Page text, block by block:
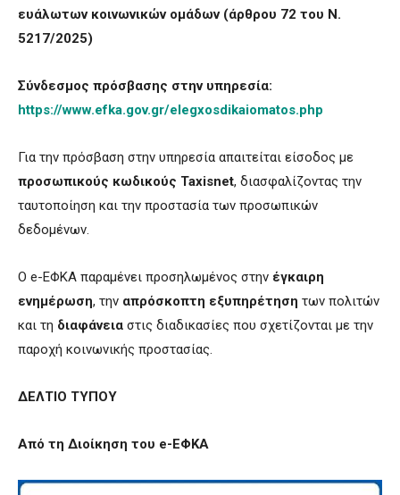
ευάλωτων κοινωνικών ομάδων (άρθρου 72 του Ν.
5217/2025)
Σύνδεσμος πρόσβασης στην υπηρεσία:
https://www.efka.gov.gr/elegxosdikaiomatos.php
Για την πρόσβαση στην υπηρεσία απαιτείται είσοδος με
προσωπικούς κωδικούς Taxisnet, διασφαλίζοντας την
ταυτοποίηση και την προστασία των προσωπικών
δεδομένων.
Ο e-ΕΦΚΑ παραμένει προσηλωμένος στην έγκαιρη
ενημέρωση, την απρόσκοπτη εξυπηρέτηση των πολιτών
και τη διαφάνεια στις διαδικασίες που σχετίζονται με την
παροχή κοινωνικής προστασίας.
ΔΕΛΤΙΟ ΤΥΠΟΥ
Από τη Διοίκηση του e-ΕΦΚA